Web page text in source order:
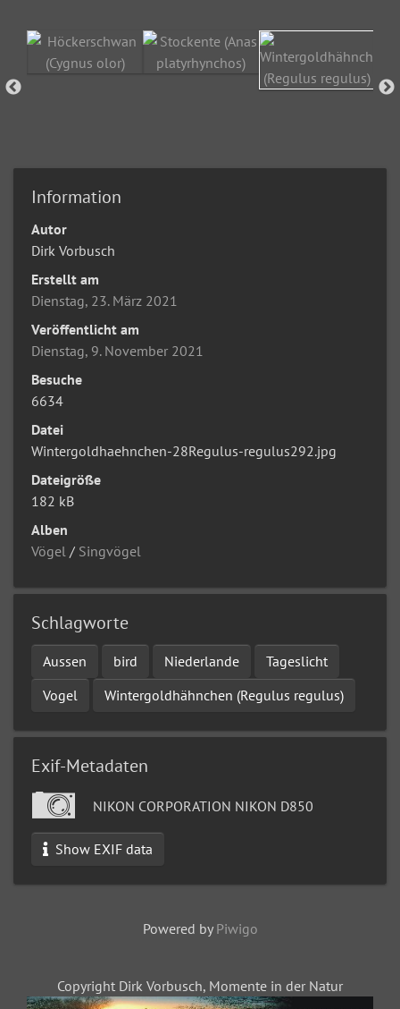
Information
Autor
Dirk Vorbusch
Erstellt am
Dienstag, 23. März 2021
Veröffentlicht am
Dienstag, 9. November 2021
Besuche
6634
Datei
Wintergoldhaehnchen-28Regulus-regulus292.jpg
Dateigröße
182 kB
Alben
Vögel / Singvögel
Schlagworte
Aussen bird Niederlande
Tageslicht
Vogel
Wintergoldhähnchen (Regulus regulus)
Exif-Metadaten
NIKON CORPORATION NIKON D850
Show EXIF data
Powered by Piwigo
Copyright Dirk Vorbusch, Momente in der Natur